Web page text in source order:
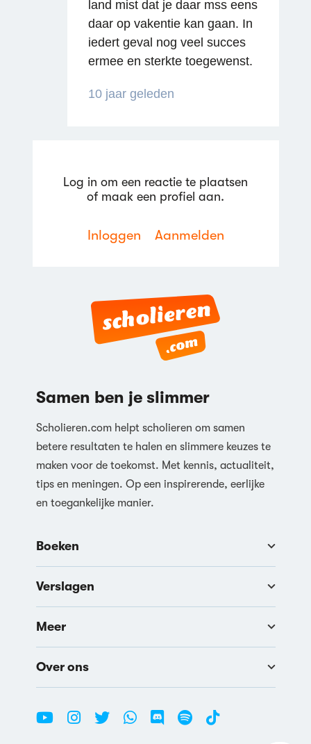
land mist dat je daar mss eens
daar op vakentie kan gaan. In
iedert geval nog veel succes
ermee en sterkte toegewenst.
10 jaar geleden
Reageren
Log in om een reactie te plaatsen
of maak een profiel aan.
Inloggen Aanmelden
Samen ben je slimmer
Scholieren.com helpt scholieren om samen
betere resultaten te halen en slimmere keuzes te
maken voor de toekomst. Met kennis, actualiteit,
tips en meningen. Op een inspirerende, eerlijke
en toegankelijke manier.
Boeken
Verslagen
Meer
Over ons